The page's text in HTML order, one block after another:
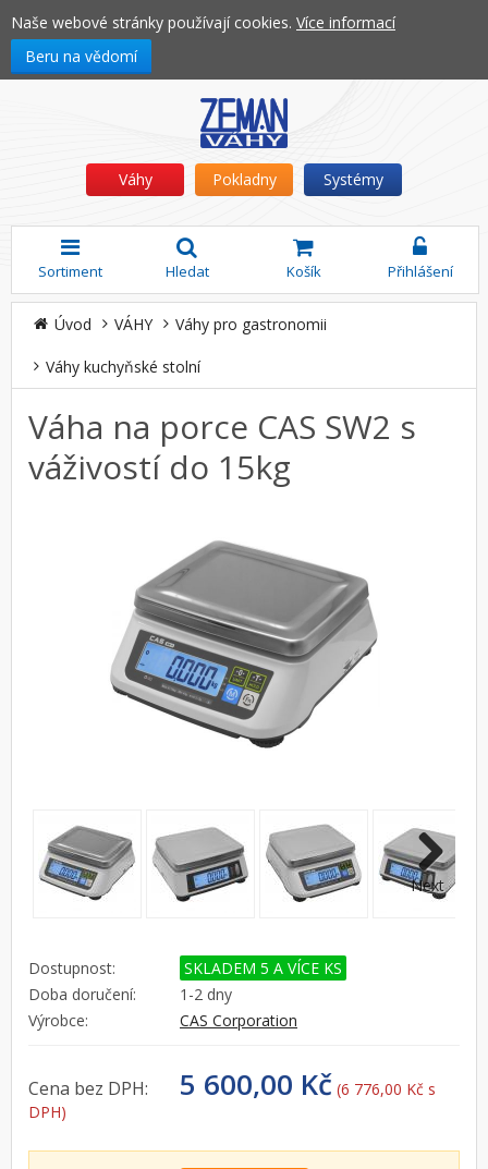
Naše webové stránky používají cookies. Více informací
Beru na vědomí
Váhy Pokladny Systémy
Sortiment Hledat Košík Přihlášení
Úvod VÁHY Váhy pro gastronomii
Váhy kuchyňské stolní
Váha na porce CAS SW2 s
váživostí do 15kg
Next
Dostupnost:
SKLADEM 5 A VÍCE KS
Doba doručení:
1-2 dny
Výrobce:
CAS Corporation
Cena bez DPH: 5 600,00 Kč (6 776,00 Kč s
DPH)